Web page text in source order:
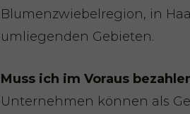
Blumenzwiebelregion, in
umliegenden Gebieten.
Muss ich im Voraus
Unternehmen können als